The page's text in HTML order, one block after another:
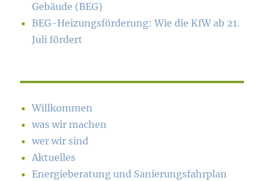
Gebäude (BEG)
BEG-Heizungsförderung: Wie die KfW ab 21.
Juli fördert
Willkommen
was wir machen
wer wir sind
Aktuelles
Energieberatung und Sanierungsfahrplan